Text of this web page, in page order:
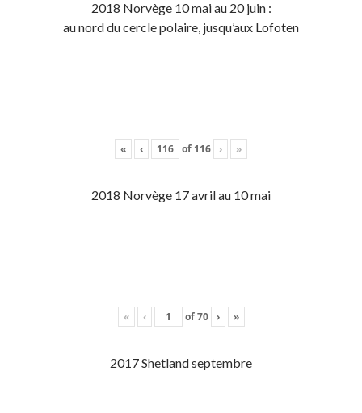
2018 Norvège 10 mai au 20 juin :
au nord du cercle polaire, jusqu’aux Lofoten
« ‹ of 116 › »
2018 Norvège 17 avril au 10 mai
« ‹ of70 › »
2017 Shetland septembre